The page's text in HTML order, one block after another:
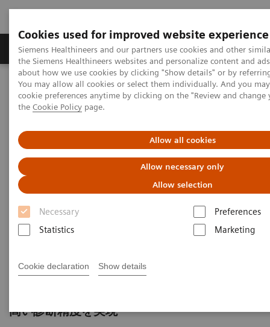
Cookies used for improved website experience
Siemens Healthineers and our partners use cookies and other
the Siemens Healthineers websites and personalize content and
about how we use cookies by clicking "Show details" or by
You may allow all cookies or select them individually. And you
cookie preferences anytime by clicking on the "Review and
the Cookie Policy page.
Allow all cookies
Allow necessary only
Allow selection
Necessary
Preferences
Statistics
Marketing
Cookie declaration Show details
製品＆サービス サポート情報 Insights
ホーム 画像診断・治療装置
マンモグラフィ
バイオプシーシステム
乳腺バイオプシー
高い診断精度を実現